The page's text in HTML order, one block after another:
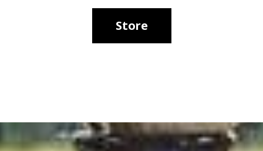
Store